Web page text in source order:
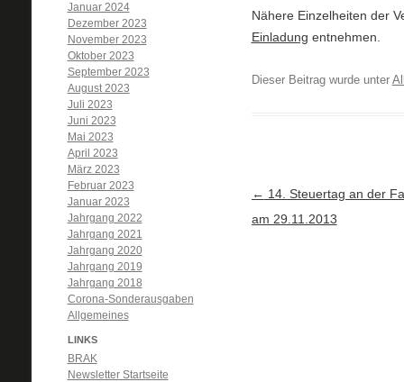
Nähere Einzelheiten der
Einladung entnehmen.
Dieser Beitrag wurde unter
Artikel-Navigation
← 14. Steuertag an der
am 29.11.2013
Januar 2024
Dezember 2023
November 2023
Oktober 2023
September 2023
August 2023
Juli 2023
Juni 2023
Mai 2023
April 2023
März 2023
Februar 2023
Januar 2023
Jahrgang 2022
Jahrgang 2021
Jahrgang 2020
Jahrgang 2019
Jahrgang 2018
Corona-Sonderausgaben
Allgemeines
LINKS
BRAK
Newsletter Startseite